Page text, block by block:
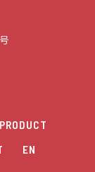
PRODUCT
EN